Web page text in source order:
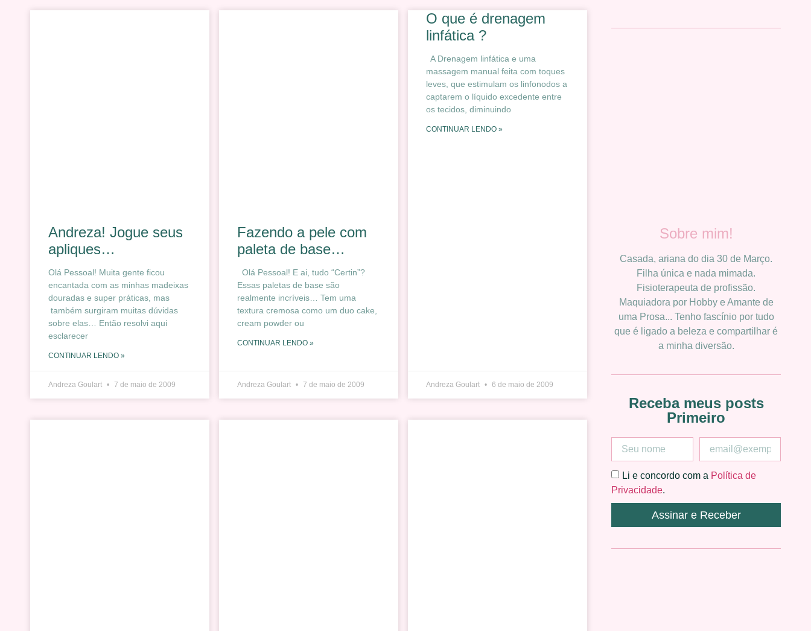
Andreza! Jogue seus
apliques…
Olá Pessoal! Muita gente ficou
encantada com as minhas madeixas
douradas e super práticas, mas
também surgiram muitas dúvidas
sobre elas… Então resolvi aqui
esclarecer
CONTINUAR LENDO »
Andreza Goulart 7 de maio de 2009
Fazendo a pele com
paleta de base…
Olá Pessoal! E ai, tudo “Certin”?
Essas paletas de base são
realmente incríveis… Tem uma
textura cremosa como um duo cake,
cream powder ou
CONTINUAR LENDO »
Andreza Goulart 7 de maio de 2009
O que é drenagem
linfática ?
A Drenagem linfática e uma
massagem manual feita com toques
leves, que estimulam os linfonodos a
captarem o líquido excedente entre
os tecidos, diminuindo
CONTINUAR LENDO »
Andreza Goulart 6 de maio de 2009
Sobre mim!
Casada, ariana do dia 30 de Março.
Filha única e nada mimada.
Fisioterapeuta de profissão.
Maquiadora por Hobby e Amante de
uma Prosa... Tenho fascínio por tudo
que é ligado a beleza e compartilhar é
a minha diversão.
Receba meus posts
Primeiro
Li e concordo com a Política de
Privacidade.
Assinar e Receber